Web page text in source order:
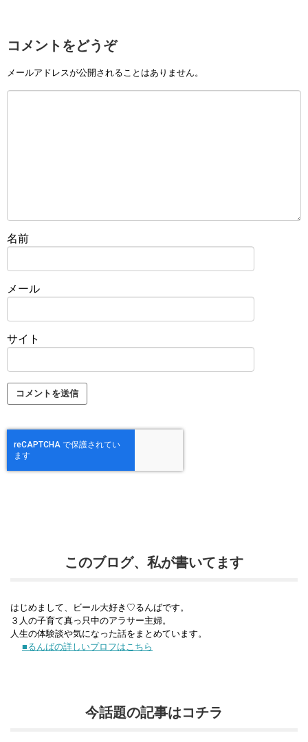
コメントをどうぞ
メールアドレスが公開されることはありません。
名前
メール
サイト
このブログ、私が書いてます
はじめまして、ビール大好き♡るんばです。
３人の子育て真っ只中のアラサー主婦。
人生の体験談や気になった話をまとめています。
■るんばの詳しいプロフはこちら
今話題の記事はコチラ